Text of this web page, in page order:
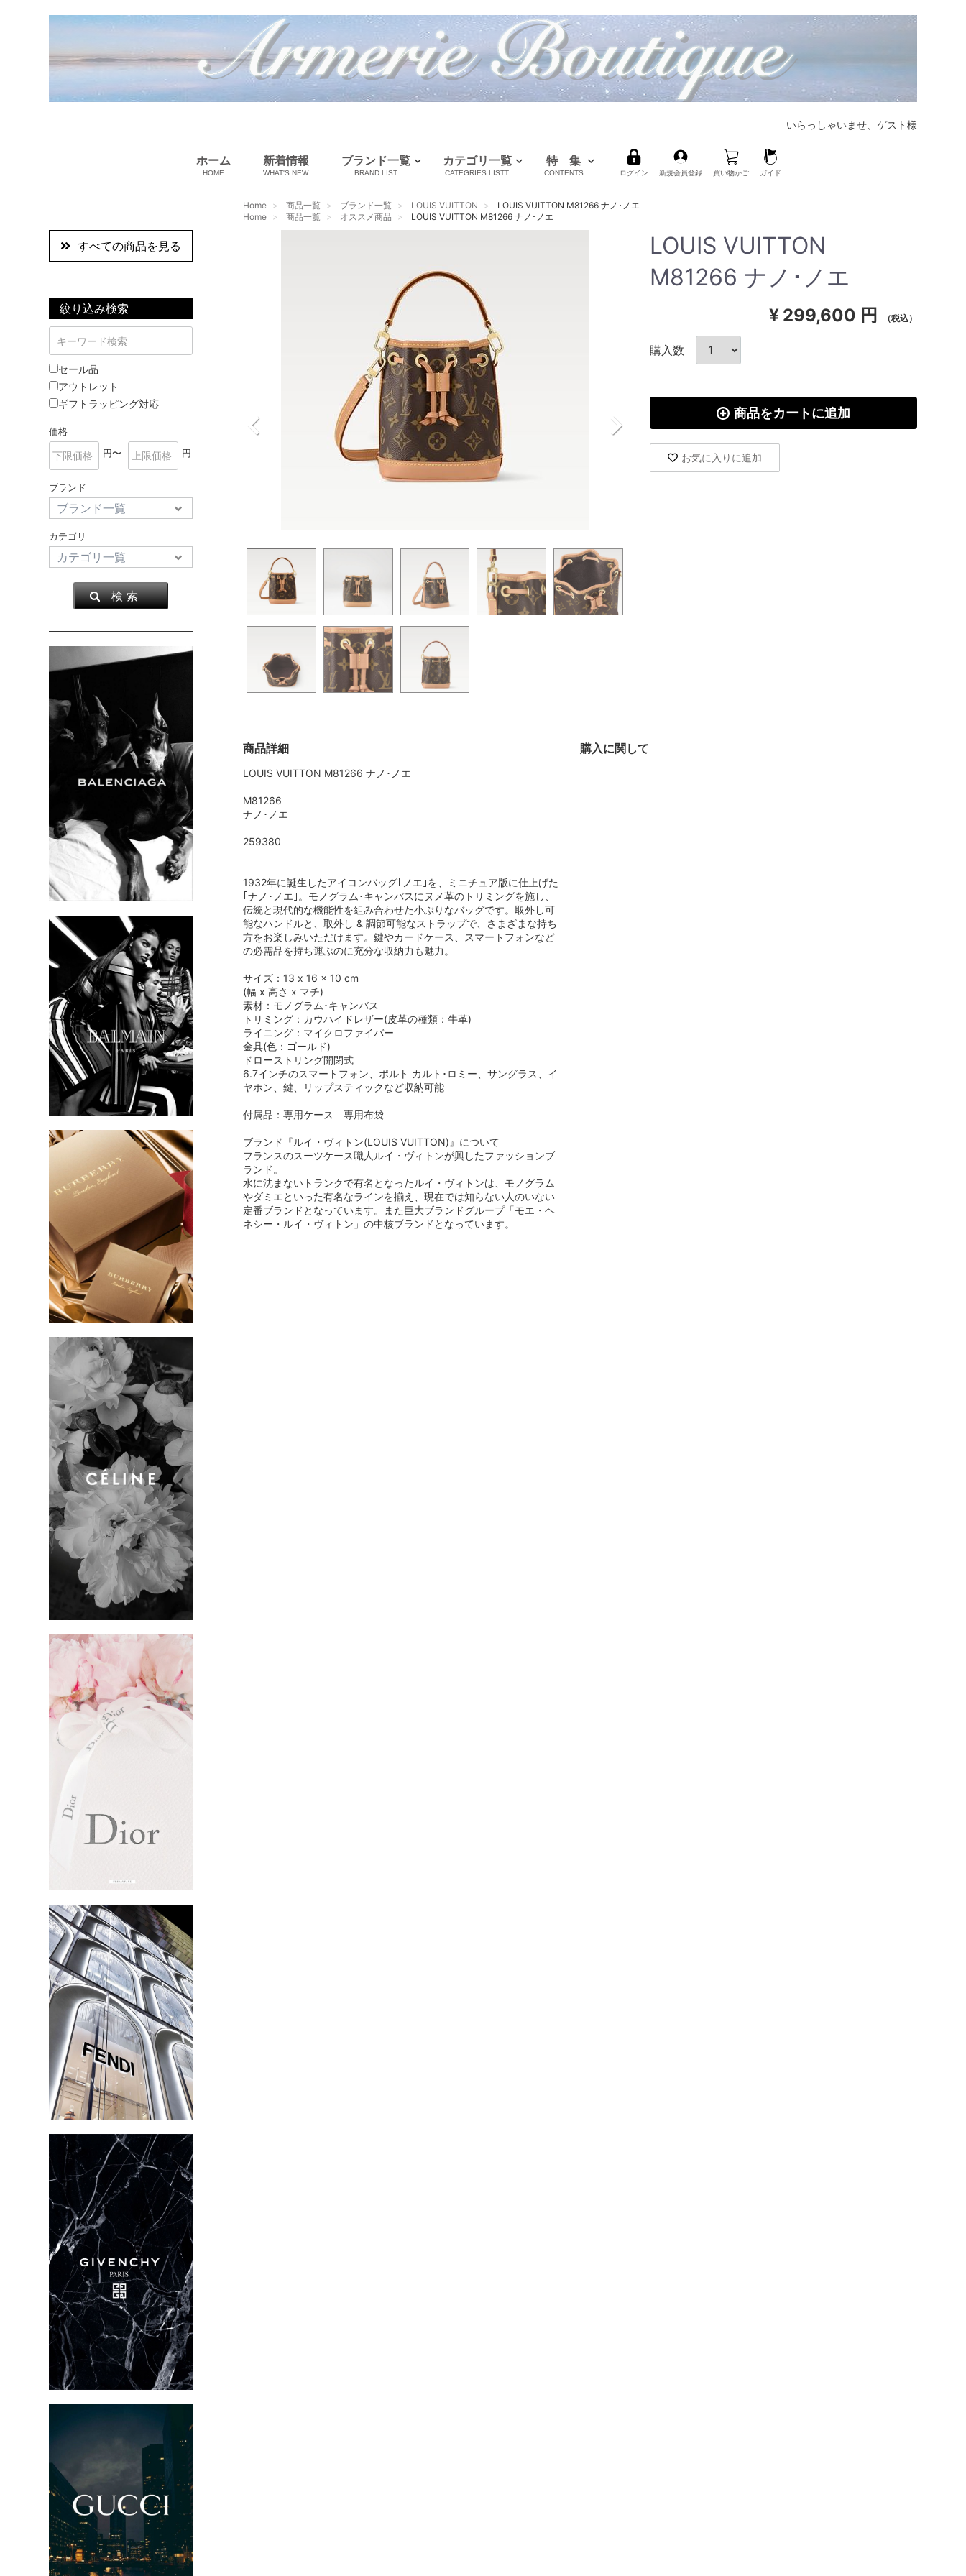
いらっしゃいませ、ゲスト様
ホーム
HOME
新着情報
WHAT'S NEW
ブランド一覧
BRAND LIST
ルイヴィトン
シャネル
エルメス
全てのブランドを見る
カテゴリ一覧
CATEGRIES LISTT
スカーフ・マフラー
ギフトラッピング
雑貨・その他
バッグ＆ポーチ
アロマ＆フレグランス
特 集
CONTENTS ログイン 新規会員登録 買い物かご ガイド
Home 商品一覧 ブランド一覧 LOUIS VUITTON
LOUIS VUITTON M81266 ナノ･ノエ
Home
商品一覧 オススメ商品 LOUIS VUITTON M81266 ナノ･ノエ
すべての商品を見る
絞り込み検索
セール品
アウトレット
ギフトラッピング対応
価格
円〜
円
ブランド
カテゴリ
検 索
LOUIS VUITTON
M81266 ナノ･ノエ
¥ 299,600 円 （税込）
購入数
商品をカートに追加
お気に入りに追加
商品詳細 購入に関して
LOUIS VUITTON M81266 ナノ･ノエ
M81266
ナノ･ノエ
259380
1932年に誕生したアイコンバッグ｢ノエ｣を、ミニチュア版に仕上げた
｢ナノ･ノエ｣。モノグラム･キャンバスにヌメ革のトリミングを施し、
伝統と現代的な機能性を組み合わせた小ぶりなバッグです。取外し可
能なハンドルと、取外し & 調節可能なストラップで、さまざまな持ち
方をお楽しみいただけます。鍵やカードケース、スマートフォンなど
の必需品を持ち運ぶのに充分な収納力も魅力。
サイズ：13 x 16 x 10 cm
(幅 x 高さ x マチ)
素材：モノグラム･キャンバス
トリミング：カウハイドレザー(皮革の種類：牛革)
ライニング：マイクロファイバー
金具(色：ゴールド)
ドローストリング開閉式
6.7インチのスマートフォン、ポルト カルト･ロミー、サングラス、イ
ヤホン、鍵、リップスティックなど収納可能
付属品：専用ケース 専用布袋
ブランド『ルイ・ヴィトン(LOUIS VUITTON)』について
フランスのスーツケース職人ルイ・ヴィトンが興したファッションブ
ランド。
水に沈まないトランクで有名となったルイ・ヴィトンは、モノグラム
やダミエといった有名なラインを揃え、現在では知らない人のいない
定番ブランドとなっています。また巨大ブランドグループ「モエ・ヘ
ネシー・ルイ・ヴィトン」の中核ブランドとなっています。